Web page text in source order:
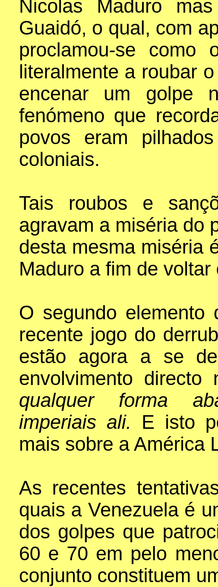
Nicolas Maduro
Guaidó, o qual, com
proclamou-se como
literalmente a roubar
encenar um golpe
fenómeno que
povos eram
coloniais.
Tais roubos e
agravam a miséria do
desta mesma miséria
Maduro a fim de
O segundo
recente jogo do
estão agora a se
envolvimento
qualquer forma
imperiais ali. E isto
mais sobre a América
As recentes
quais a Venezuela é
dos golpes que
60 e 70 em pelo
conjunto constituem